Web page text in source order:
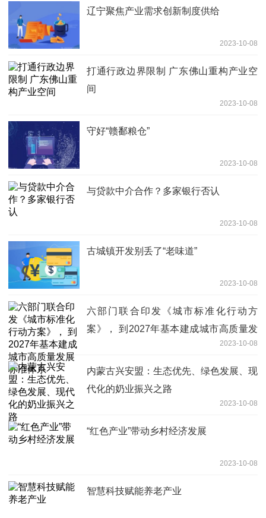
辽宁聚焦产业需求创新制度供给
2023-10-08
打通行政边界限制 广东佛山重构产业空
间
2023-10-08
守好“赣鄱粮仓”
2023-10-08
与贷款中介合作？多家银行否认
2023-10-08
古城镇开发别丢了“老味道”
2023-10-08
六部门联合印发《城市标准化行动方
案》， 到2027年基本建成城市高质量发
2023-10-08
内蒙古兴安盟：生态优先、绿色发展、现
代化的奶业振兴之路
2023-10-08
“红色产业”带动乡村经济发展
2023-10-08
智慧科技赋能养老产业